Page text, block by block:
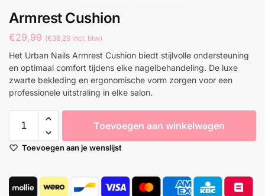
Armrest Cushion
€29,99 (€36,29 incl. btw)
Het Urban Nails Armrest Cushion biedt stijlvolle ondersteuning
en optimaal comfort tijdens elke nagelbehandeling. De luxe
zwarte bekleding en ergonomische vorm zorgen voor een
professionele uitstraling in elke salon.
Toevoegen aan winkelwagen
Toevoegen aan je wenslijst